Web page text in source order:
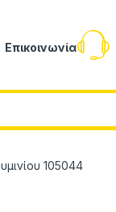
Επικοινωνία
105044